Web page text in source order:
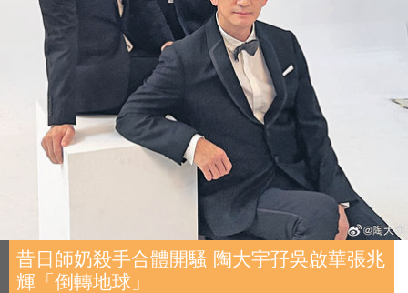
昔日師奶殺手合體開騷 陶大宇孖吳啟華張兆
輝「倒轉地球」